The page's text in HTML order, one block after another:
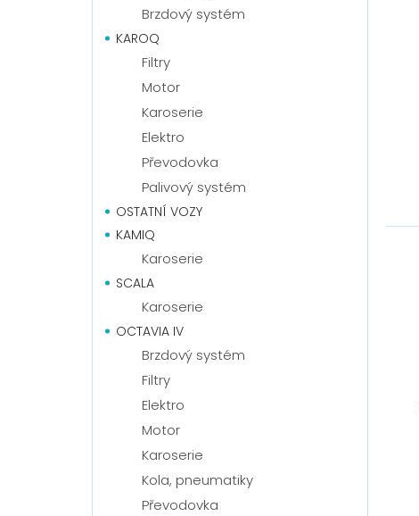
Brzdový systém
KAROQ
Filtry
Motor
Karoserie
Elektro
Převodovka
Palivový systém
OSTATNÍ VOZY
KAMIQ
Karoserie
SCALA
Karoserie
OCTAVIA IV
Brzdový systém
Filtry
Elektro
Motor
Karoserie
Kola, pneumatiky
Převodovka